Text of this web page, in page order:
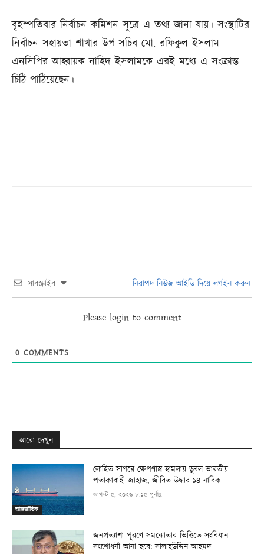
বৃহস্পতিবার নির্বাচন কমিশন সূত্রে এ তথ্য জানা যায়। সংস্থাটির
নির্বাচন সহায়তা শাখার উপ-সচিব মো. রফিকুল ইসলাম
এনসিপির আহ্বায়ক নাহিদ ইসলামকে এরই মধ্যে এ সংক্রান্ত
চিঠি পাঠিয়েছেন।
সাবস্ক্রাইব নিরাপদ নিউজ আইডি দিয়ে লগইন করুন
Please login to comment
0 COMMENTS
আরো দেখুন
আন্তর্জাতিক
লোহিত সাগরে ক্ষেপণাস্ত্র হামলায় ডুবল ভারতীয়
পতাকাবাহী জাহাজ, জীবিত উদ্ধার ১৪ নাবিক
আগস্ট ৫, ২০২৬ ৮:১৫ পূর্বাহ্ণ
জনপ্রত্যাশা পূরণে সমঝোতার ভিত্তিতে সংবিধান
সংশোধনী আনা হবে: সালাহউদ্দিন আহমদ